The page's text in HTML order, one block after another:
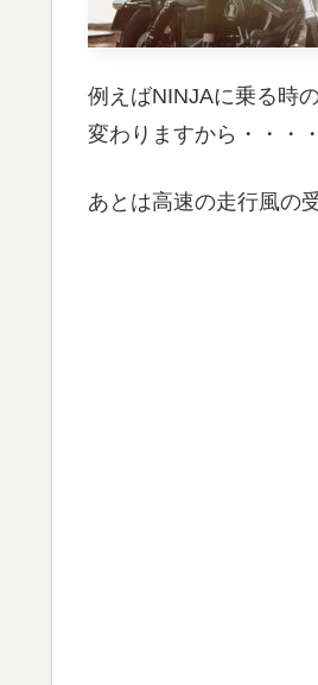
例えばNINJAに乗る時
変わりますから・・・・
あとは高速の走行風の